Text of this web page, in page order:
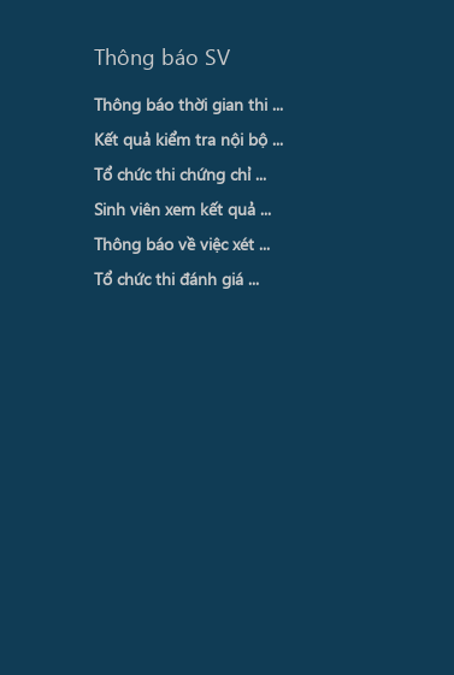
Thông báo SV
Thông báo thời gian thi ...
Kết quả kiểm tra nội bộ ...
Tổ chức thi chứng chỉ ...
Sinh viên xem kết quả ...
Thông báo về việc xét ...
Tổ chức thi đánh giá ...